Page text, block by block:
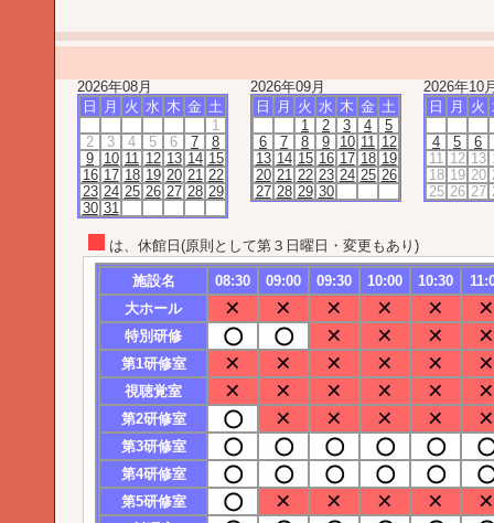
2026年08月
日
月 火 水 木 金 土
1
2
3 4 5 6 7
8
9
10 11 12 13 14 15
16 17 18 19 20 21 22
23 24 25 26 27 28 29
30 31
2026年09月
日
月 火 水 木 金 土
1
2 3 4
5
6
7 8 9 10 11 12
13 14 15 16 17 18 19
20 21 22 23 24 25 26
27 28 29 30
2026年10
日
月 火
4 5
6
11 12 13
18 19 20
25 26 27
は、休館日(原則として第３日曜日・変更もあり)